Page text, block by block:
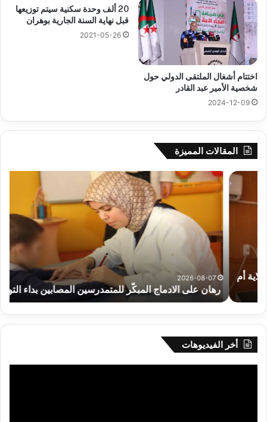
اختتام أشغال الملتقى الدولي حول
شخصية الأمير عبد القادر
2024-12-09
20 ألف وحدة سكنية سيتم توزيعها
قبل نهاية السنة الجارية بوهران
2021-05-26
المقالات المميزة
رهان
الادماج
بداء
التوحد
2026-08-07
رهان على الادماج المبكّر للمتمدرسين المصابين بداء التوحد
أخر الفيديوهات